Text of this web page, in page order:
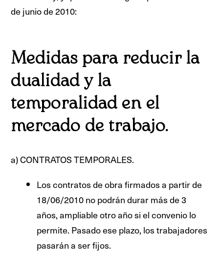
de junio de 2010:
Medidas para reducir la
dualidad y la
temporalidad en el
mercado de trabajo.
a) CONTRATOS TEMPORALES.
Los contratos de obra firmados a partir de
18/06/2010 no podrán durar más de 3
años, ampliable otro año si el convenio lo
permite. Pasado ese plazo, los trabajadores
pasarán a ser fijos.